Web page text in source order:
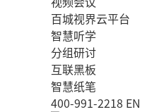
百城视界云平台
智慧听学
分组研讨
互联黑板
智慧纸笔
400-991-2218 EN